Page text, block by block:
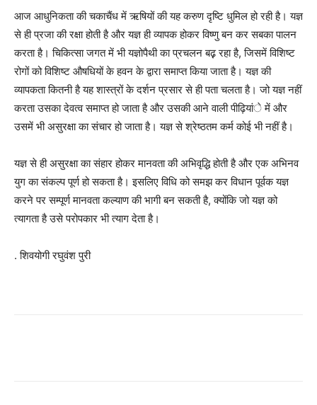
आज आधुनिकता की चकाचैंध में ऋषियों की यह करुण दृष्टि धुमिल हो रही है। यज्ञ
से ही प्रजा की रक्षा होती है और यज्ञ ही व्यापक होकर विष्णु बन कर सबका पालन
करता है। चिकित्सा जगत में भी यज्ञोपैथी का प्रचलन बढ़़ रहा है, जिसमें विशिष्ट
रोगों को विशिष्ट औषधियों के हवन के द्वारा समाप्त किया जाता है। यज्ञ की
व्यापकता कितनी है यह शास्त्रों के दर्शन प्रसार से ही पता चलता है। जो यज्ञ नहीं
करता उसका देवत्व समाप्त हो जाता है और उसकी आने वाली पीढ़ियांे में और
उसमें भी असुरक्षा का संचार हो जाता है। यज्ञ से श्रेष्ठतम कर्म कोई भी नहीं है।
यज्ञ से ही असुरक्षा का संहार होकर मानवता की अभिवृद्धि होती है और एक अभिनव
युग का संकल्प पूर्ण हो सकता है। इसलिए विधि को समझ कर विधान पूर्वक यज्ञ
करने पर सम्पूर्ण मानवता कल्याण की भागी बन सकती है, क्योंकि जो यज्ञ को
त्यागता है उसे परोपकार भी त्याग देता है।
. शिवयोगी रघुवंश पुरी